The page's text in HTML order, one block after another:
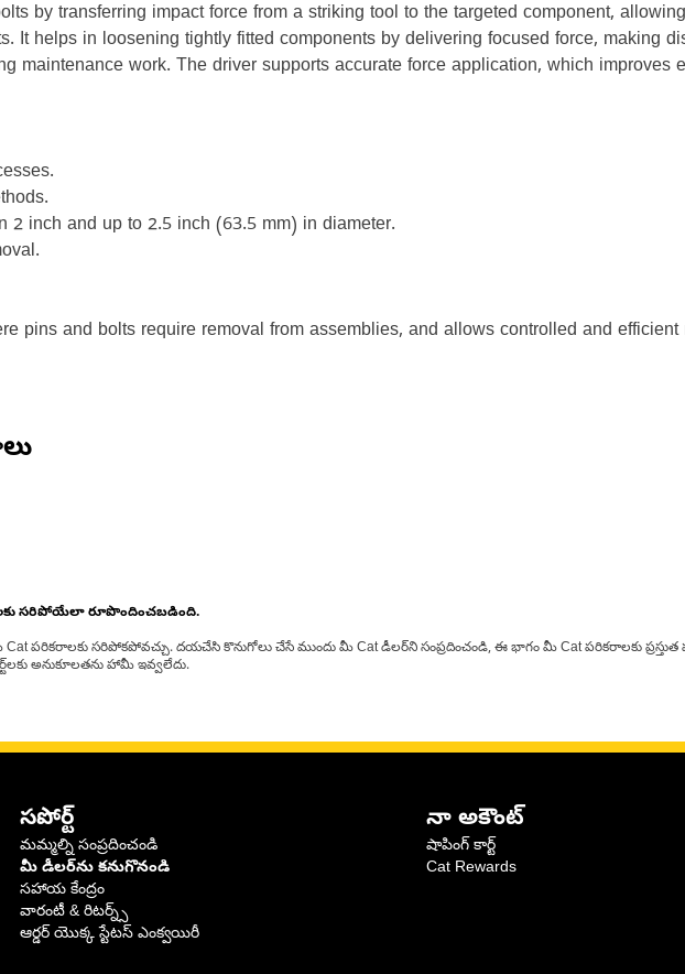
by transferring impact force from a striking tool to the targeted component,
It helps in loosening tightly fitted components by delivering focused force, making
maintenance work. The driver supports accurate force application, which improves
2 inch and up to 2.5 inch (63.5 mm) in diameter.
pins and bolts require removal from assemblies, and allows controlled and efficient
సరిపోయేలా రూపొందించబడింది.
సరిపోకపోవచ్చు. దయచేసి కొనుగోలు చేసే ముందు మీ Cat డీలర్‌ని సంప్రదించండి, ఈ భాగం మీ Cat పరికరాలకు
అనుకూలతను హామీ ఇవ్వలేదు.
సపోర్ట్
మమ్మల్ని సంప్రదించండి
మీ డీలర్‌ను కనుగొనండి
సహాయ కేంద్రం
వారంటీ & రిటర్న్స్
ఆర్డర్ యొక్క స్టేటస్ ఎంక్వయిరీ
నా అకౌంట్
షాపింగ్ కార్ట్
Cat Rewards